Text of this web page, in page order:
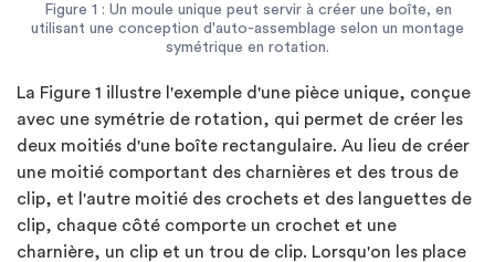
Figure 1 : Un moule unique peut servir à créer une boîte, en
utilisant une conception d'auto-assemblage selon un montage
symétrique en rotation.
La Figure 1 illustre l'exemple d'une pièce unique, conçue
avec une symétrie de rotation, qui permet de créer les
deux moitiés d'une boîte rectangulaire. Au lieu de créer
une moitié comportant des charnières et des trous de
clip, et l'autre moitié des crochets et des languettes de
clip, chaque côté comporte un crochet et une
charnière, un clip et un trou de clip. Lorsqu'on les place